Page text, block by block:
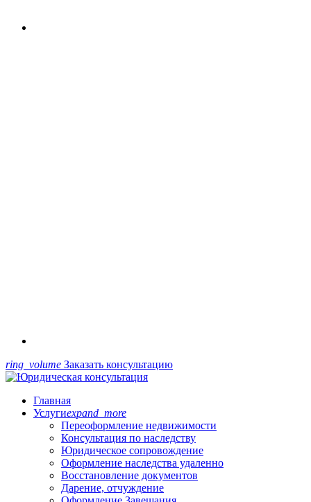
ring_volume Заказать консультацию
Главная
Услугиexpand_more
Переоформление недвижимости
Консультация по наследству
Юридическое сопровождение
Оформление наследства удаленно
Восстановление документов
Дарение, отчуждение